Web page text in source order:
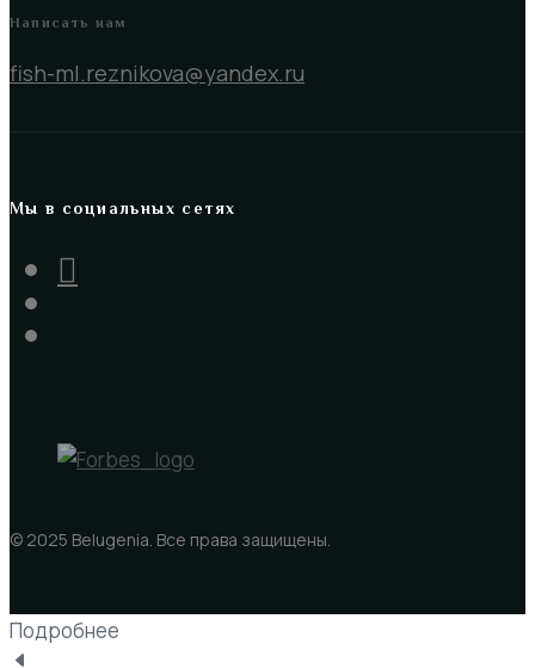
Написать нам
fish-ml.reznikova@yandex.ru
Мы в социальных сетях
© 2025 Belugenia. Все права защищены.
Подробнее